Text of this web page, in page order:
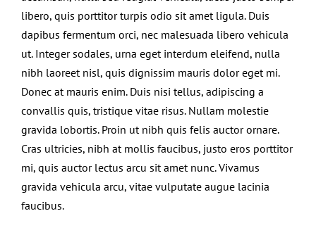
libero, quis porttitor turpis odio sit amet ligula. Duis
dapibus fermentum orci, nec malesuada libero vehicula
ut. Integer sodales, urna eget interdum eleifend, nulla
nibh laoreet nisl, quis dignissim mauris dolor eget mi.
Donec at mauris enim. Duis nisi tellus, adipiscing a
convallis quis, tristique vitae risus. Nullam molestie
gravida lobortis. Proin ut nibh quis felis auctor ornare.
Cras ultricies, nibh at mollis faucibus, justo eros porttitor
mi, quis auctor lectus arcu sit amet nunc. Vivamus
gravida vehicula arcu, vitae vulputate augue lacinia
faucibus.